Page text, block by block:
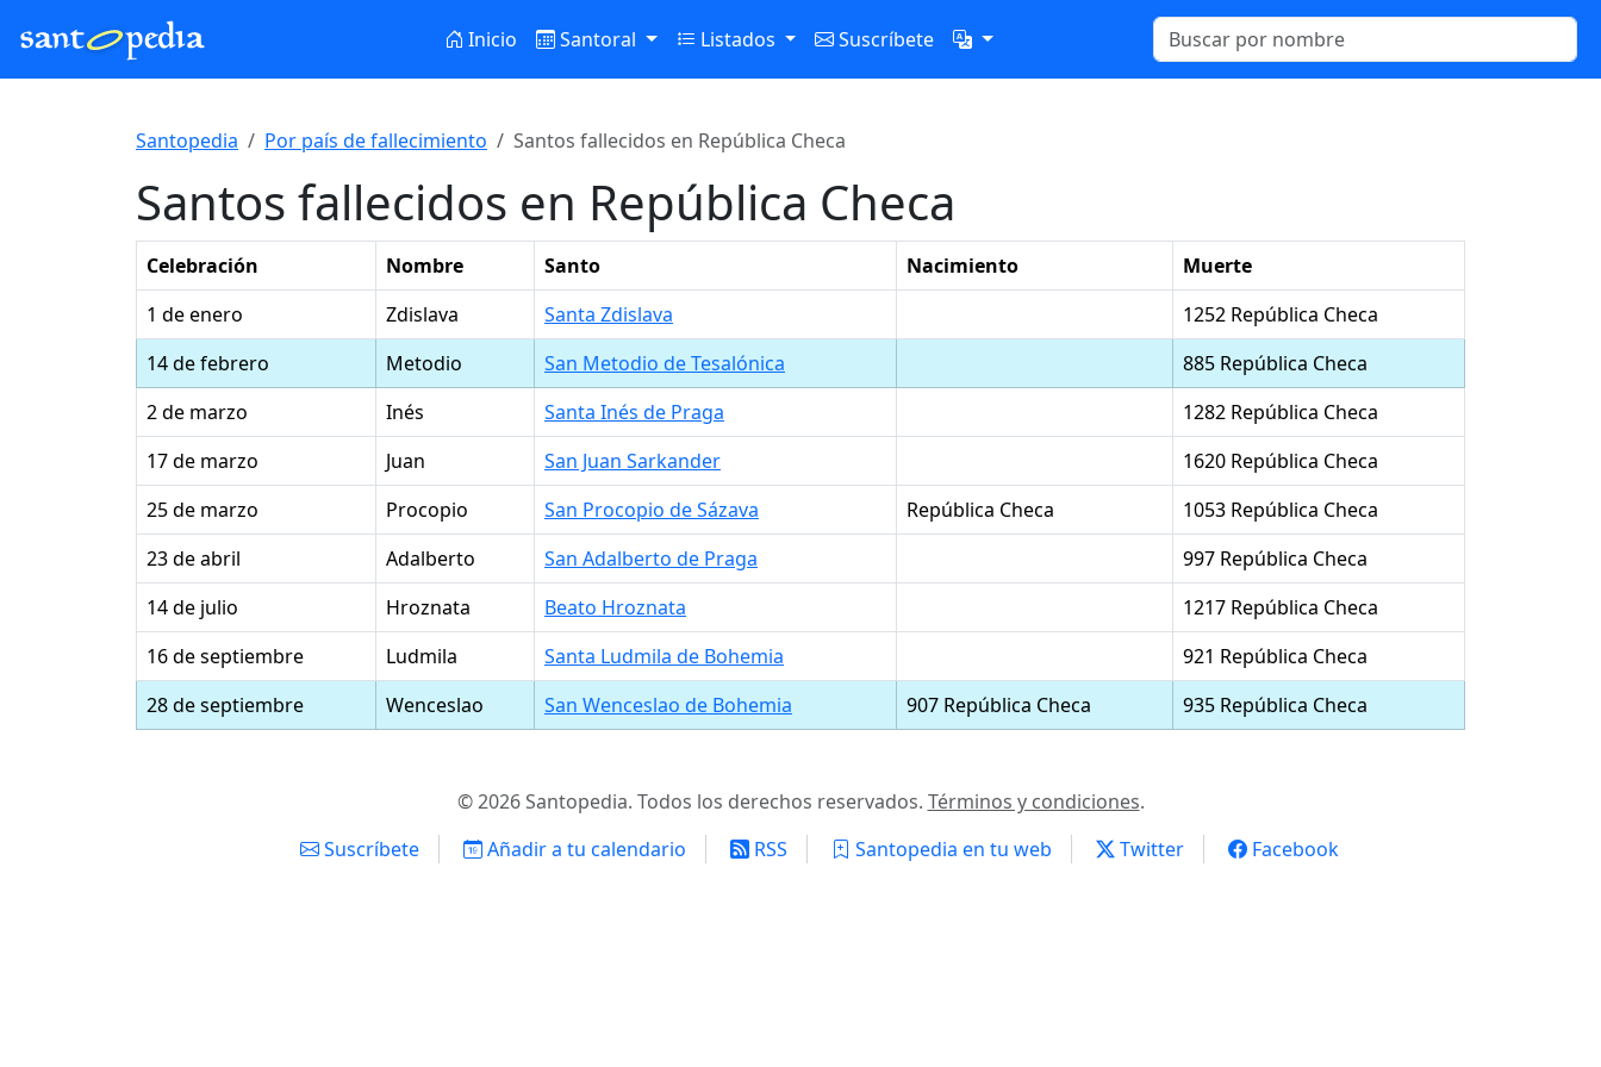
Inicio Santoral Listados Suscríbete
Santopedia Por país de fallecimiento Santos fallecidos en República Checa
Santos fallecidos en República Checa
Celebración Nombre Santo Nacimiento
Muerte
1 de enero
Zdislava Santa Zdislava
1252 República Checa
14 de febrero
Metodio San Metodio de Tesalónica
885 República Checa
2 de marzo
Inés Santa Inés de Praga
1282 República Checa
17 de marzo
Juan San Juan Sarkander
1620 República Checa
25 de marzo
Procopio San Procopio de Sázava República Checa
1053 República Checa
23 de abril
Adalberto San Adalberto de Praga
997 República Checa
14 de julio
Hroznata Beato Hroznata
1217 República Checa
16 de septiembre
Ludmila Santa Ludmila de Bohemia
921 República Checa
28 de septiembre
Wenceslao San Wenceslao de Bohemia 907 República Checa 935 República Checa
© 2026 Santopedia. Todos los derechos reservados. Términos y condiciones.
Suscríbete
Añadir a tu calendario RSS Santopedia en tu web Twitter Facebook